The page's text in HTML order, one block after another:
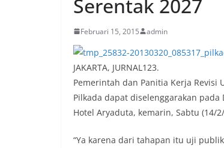
Serentak 2027
Februari 15, 2015 admin
JAKARTA, JURNAL123.
Pemerintah dan Panitia Kerja Revisi
Pilkada dapat diselenggarakan
Hotel Aryaduta, kemarin, Sabtu (14/
“Ya karena dari tahapan itu uji